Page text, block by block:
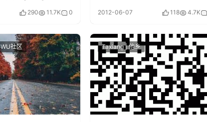
290 11.7K 0 2012-06-07 118 4.7K
社区 Taxiang | 他乡